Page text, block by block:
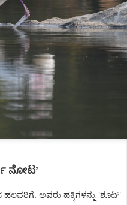
ನೋಟʼ
ಹಲವರಿಗೆ. ಅವರು ಹಕ್ಕಿಗಳನ್ನುʼಶೂಟ್‌ʼ